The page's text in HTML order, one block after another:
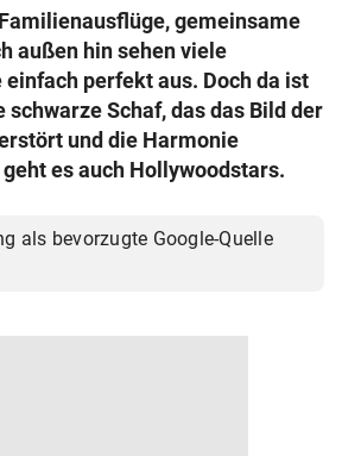
& Co KG 2026
gemeinsame
außen hin sehen viele
perfekt aus. Doch da ist
Schaf, das das Bild der
und die Harmonie
es auch Hollywoodstars.
als bevorzugte Google-Quelle